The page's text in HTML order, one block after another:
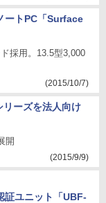
ートPC「Surface
採用。13.5型3,000
(2015/10/7)
ーズを法人向け
開
(2015/9/9)
証ユニット「UBF-